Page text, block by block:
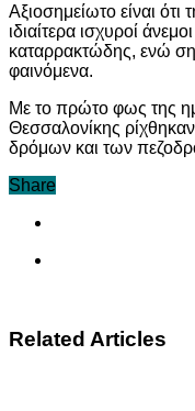
Αξιοσημείωτο είναι
ιδιαίτερα ισχυροί
καταρρακτώδης, ενώ
φαινόμενα.
Με το πρώτο φως της
Θεσσαλονίκης
δρόμων και των
Share
Related Articles